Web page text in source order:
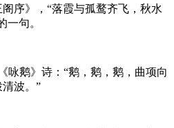
序》，“落霞与孤鹜齐飞，秋水
一句。
咏鹅》诗：“鹅，鹅，鹅，曲项向
波。”